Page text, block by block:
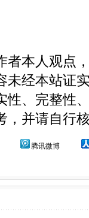
者本人观点
未经本站证
性、完整性
，并请自行
腾讯微博